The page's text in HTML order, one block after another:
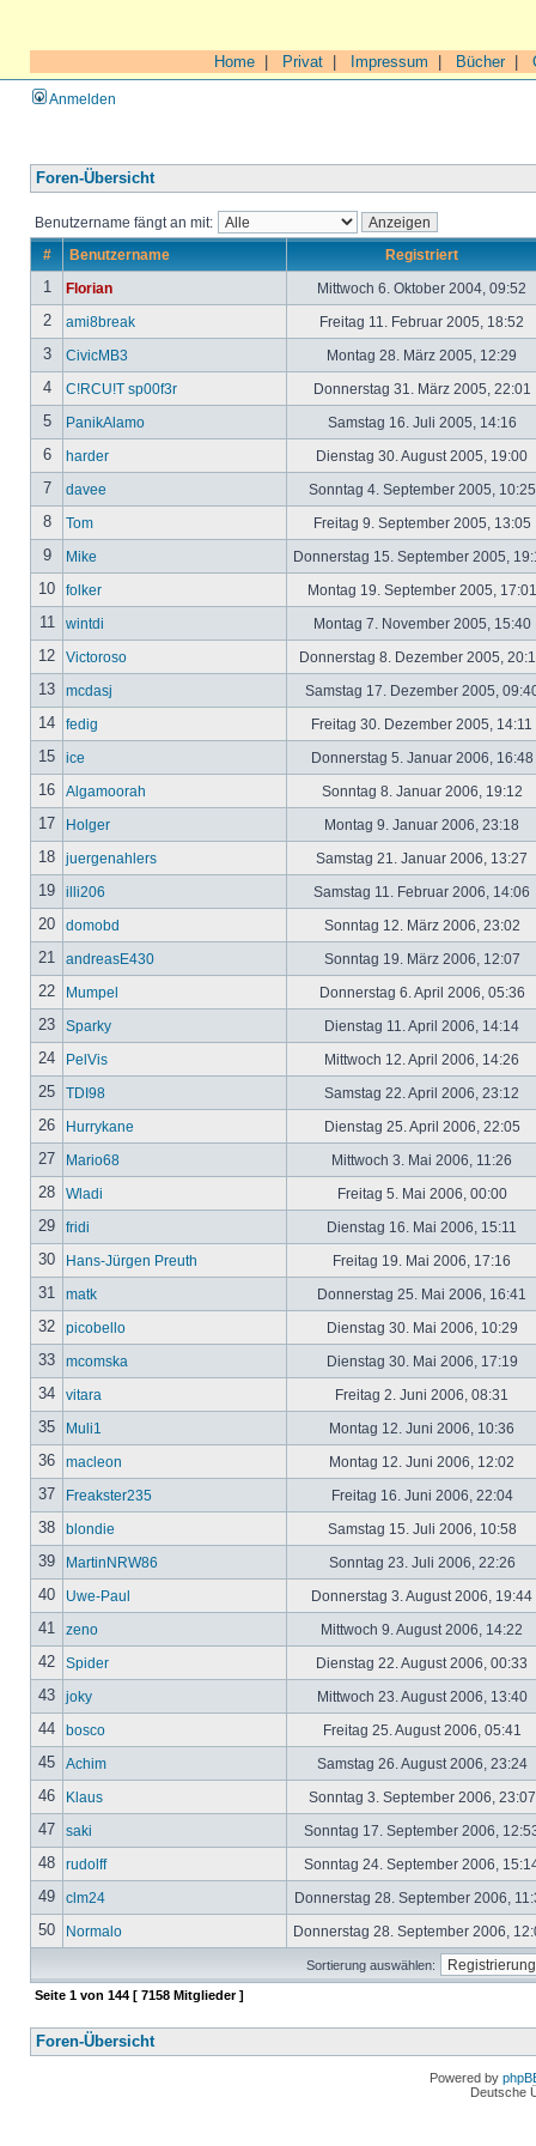
Home Privat Impressum Bücher|
Anmelden
Foren-Übersicht
Benutzername fängt an mit:
# Benutzername Registriert
1 Florian Mittwoch 6. Oktober 2004, 09:52
2 ami8break Freitag 11. Februar 2005, 18:52
3 CivicMB3 Montag 28. März 2005, 12:29
4 C!RCU!T sp00f3r Donnerstag 31. März 2005, 22:01
5 PanikAlamo Samstag 16. Juli 2005, 14:16
6 harder Dienstag 30. August 2005, 19:00
7 davee Sonntag 4. September 2005,
8 Tom Freitag 9. September 2005, 13:05
9 Mike Donnerstag 15. September 2005,
10 folker Montag 19. September 2005,
11 wintdi Montag 7. November 2005, 15:40
12 Victoroso Donnerstag 8. Dezember 2005,
13 mcdasj Samstag 17. Dezember 2005,
14 fedig Freitag 30. Dezember 2005, 14:11
15 ice Donnerstag 5. Januar 2006, 16:48
16 Algamoorah Sonntag 8. Januar 2006, 19:12
17 Holger Montag 9. Januar 2006, 23:18
18 juergenahlers Samstag 21. Januar 2006, 13:27
19 illi206 Samstag 11. Februar 2006, 14:06
20 domobd Sonntag 12. März 2006, 23:02
21 andreasE430 Sonntag 19. März 2006, 12:07
22 Mumpel Donnerstag 6. April 2006, 05:36
23 Sparky Dienstag 11. April 2006, 14:14
24 PelVis Mittwoch 12. April 2006, 14:26
25 TDI98 Samstag 22. April 2006, 23:12
26 Hurrykane Dienstag 25. April 2006, 22:05
27 Mario68 Mittwoch 3. Mai 2006, 11:26
28 Wladi Freitag 5. Mai 2006, 00:00
29 fridi Dienstag 16. Mai 2006, 15:11
30 Hans-Jürgen Preuth Freitag 19. Mai 2006, 17:16
31 matk Donnerstag 25. Mai 2006, 16:41
32 picobello Dienstag 30. Mai 2006, 10:29
33 mcomska Dienstag 30. Mai 2006, 17:19
34 vitara Freitag 2. Juni 2006, 08:31
35 Muli1 Montag 12. Juni 2006, 10:36
36 macleon Montag 12. Juni 2006, 12:02
37 Freakster235 Freitag 16. Juni 2006, 22:04
38 blondie Samstag 15. Juli 2006, 10:58
39 MartinNRW86 Sonntag 23. Juli 2006, 22:26
40 Uwe-Paul Donnerstag 3. August 2006, 19:44
41 zeno Mittwoch 9. August 2006, 14:22
42 Spider Dienstag 22. August 2006, 00:33
43 joky Mittwoch 23. August 2006, 13:40
44 bosco Freitag 25. August 2006, 05:41
45 Achim Samstag 26. August 2006, 23:24
46 Klaus Sonntag 3. September 2006,
47 saki Sonntag 17. September 2006,
48 rudolff Sonntag 24. September 2006,
49 clm24 Donnerstag 28. September 2006,
50 Normalo Donnerstag 28. September 2006,
Sortierung auswählen:
Seite 1 von 144 [ 7158 Mitglieder ]
Foren-Übersicht
Powered by
Deutsche